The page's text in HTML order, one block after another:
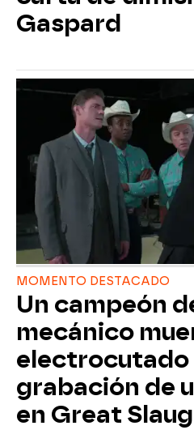
Gaspard
MOMENTO DESTACADO
Un campeón
mecánico
electrocutado
grabación de
en Great